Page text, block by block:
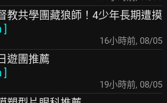
教共學團藏狼師！4少年長期遭摸
]
16小時前, 08/05
遊團推薦
]
19小時前, 08/05